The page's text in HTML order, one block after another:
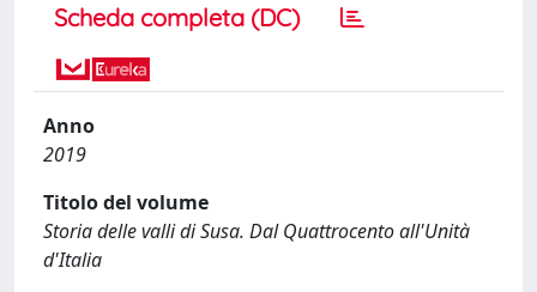
Scheda completa (DC)
Anno
2019
Titolo del volume
Storia delle valli di Susa. Dal Quattrocento all'Unità
d'Italia